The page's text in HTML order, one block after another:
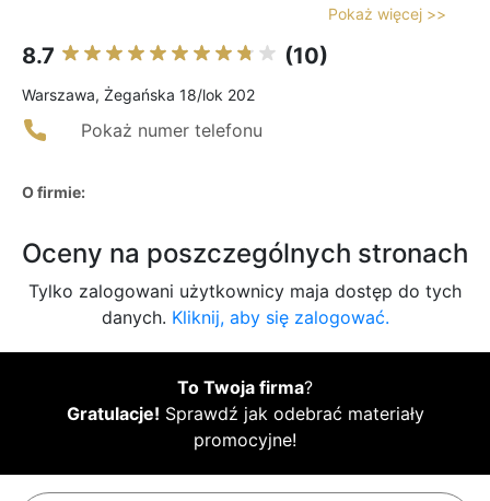
Pokaż więcej >>
8.7 (10)
Warszawa, Żegańska 18/lok 202
Pokaż numer telefonu
O firmie:
Oceny na poszczególnych stronach
Tylko zalogowani użytkownicy maja dostęp do tych
danych. Kliknij, aby się zalogować.
To Twoja firma?
Gratulacje! Sprawdź jak odebrać materiały
promocyjne!